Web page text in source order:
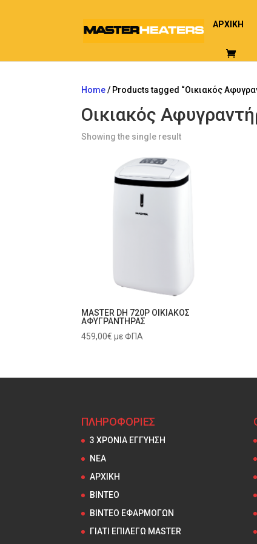
ΑΡΧΙΚΗ
Home/ Products tagged “Οικιακός
Οικιακός
Showing the single result
MASTER DH 720P ΟΙΚΙΑΚΟΣ
ΑΦΥΓΡΑΝΤΗΡΑΣ
459,00€ με ΦΠΑ
ΠΛΗΡΟΦΟΡΙΕΣ
3 ΧΡΟΝΙΑ ΕΓΓΥΗΣΗ
NEA
ΑΡΧΙΚΗ
ΒΙΝΤΕΟ
ΒΙΝΤΕΟ ΕΦΑΡΜΟΓΩΝ
ΓΙΑΤΙ ΕΠΙΛΕΓΩ MASTER